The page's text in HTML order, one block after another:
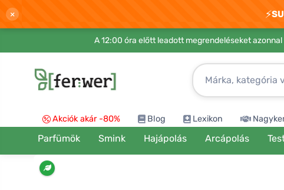
× ⚡
A 12:00 óra előtt leadott megrendeléseket azonnal
Akciók akár -80% Blog Lexikon
Parfümök Smink Hajápolás Arcápolás